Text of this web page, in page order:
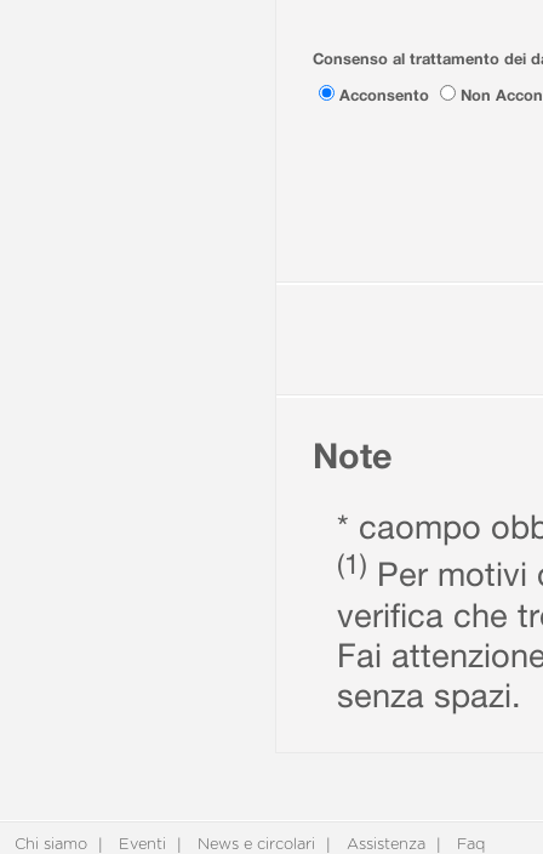
Consenso al trattamento dei
Acconsento
Non
Note
* caompo
(1) Per motivi
verifica che
Fai
senza spazi.
Chi siamo Eventi News e circolari Assistenza Faq